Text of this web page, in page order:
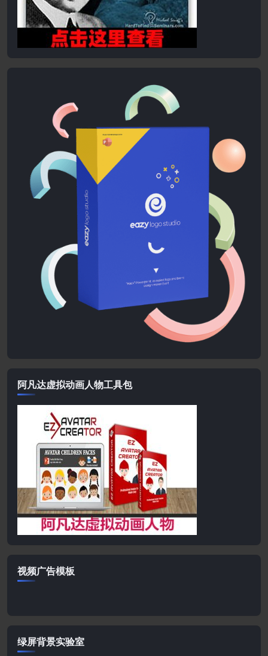
阿凡达虚拟动画人物工具包
视频广告模板
绿屏背景实验室